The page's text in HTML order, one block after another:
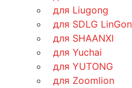
для Liugong
для SDLG
для SHAANXI
для Yuchai
для YUTONG
для Zoomlion